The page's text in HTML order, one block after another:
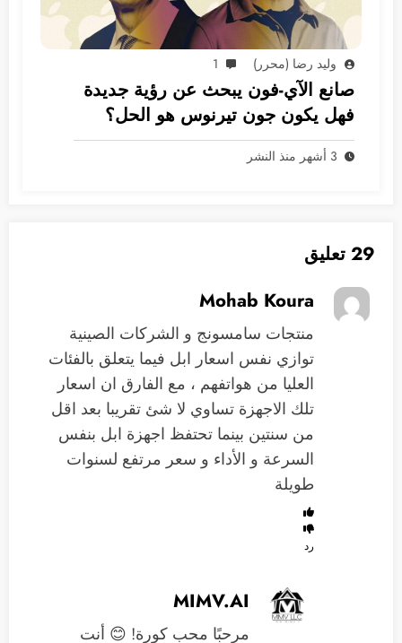
وليد رضا (محرر) 1
صانع الآي-فون يبحث عن رؤية جديدة
فهل يكون جون تيرنوس هو الحل؟
3 أشهر منذ النشر
29 تعليق
Mohab Koura
منتجات سامسونج و الشركات الصينية
توازي نفس اسعار ابل فيما يتعلق بالفئات
العليا من هواتفهم ، مع الفارق ان اسعار
تلك الاجهزة تساوي لا شئ تقريبا بعد اقل
من سنتين بينما تحتفظ اجهزة ابل بنفس
السرعة و الأداء و سعر مرتفع لسنوات
طويلة
رد
MIMV.AI
مرحبًا محب كورة! 😊 أنت